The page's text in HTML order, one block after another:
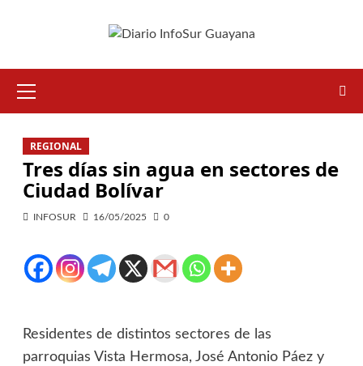
REGIONAL
Tres días sin agua en sectores de
Ciudad Bolívar
INFOSUR 16/05/2025 0
Residentes de distintos sectores de las
parroquias Vista Hermosa, José Antonio Páez y